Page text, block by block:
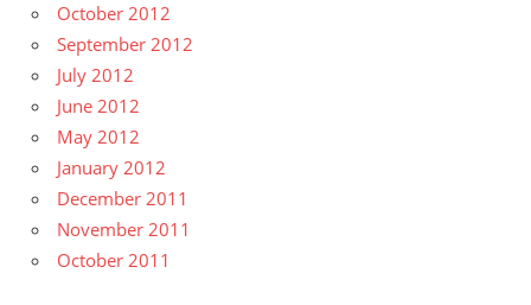
October 2012
September 2012
July 2012
June 2012
May 2012
January 2012
December 2011
November 2011
October 2011